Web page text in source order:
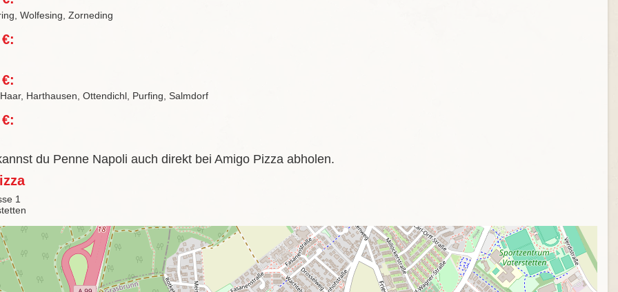
Wolfesing, Zorneding
Harthausen, Ottendichl, Purfing, Salmdorf
du Penne Napoli auch direkt bei Amigo Pizza abholen.
1